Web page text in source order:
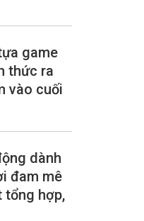
game
thức ra
vào cuối
dành
đam mê
tổng hợp,